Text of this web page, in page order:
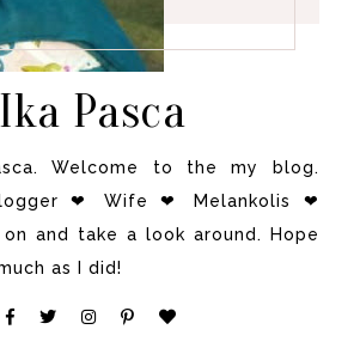
Ika Pasca
Welcome to the my blog.
❤ Wife ❤ Melankolis ❤
on and take a look around. Hope
as I did!